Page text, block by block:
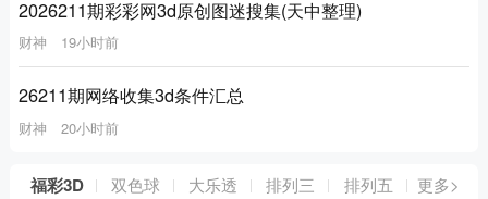
2026211期彩彩网3d原创图迷搜集(天中整理)
财神 19小时前
26211期网络收集3d条件汇总
财神 20小时前
福彩3D 双色球 大乐透 排列三 排列五 更多>